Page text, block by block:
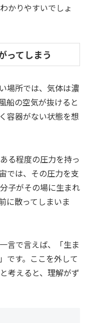
かりやすいでしょ
ってしまう
場所では、気体は濃
船の空気が抜けると
容器がない状態を想
る程度の圧力を持っ
では、その圧力を支
子がその場に生まれ
に散ってしまいま
言で言えば、「生ま
です。ここを外して
考えると、理解がず